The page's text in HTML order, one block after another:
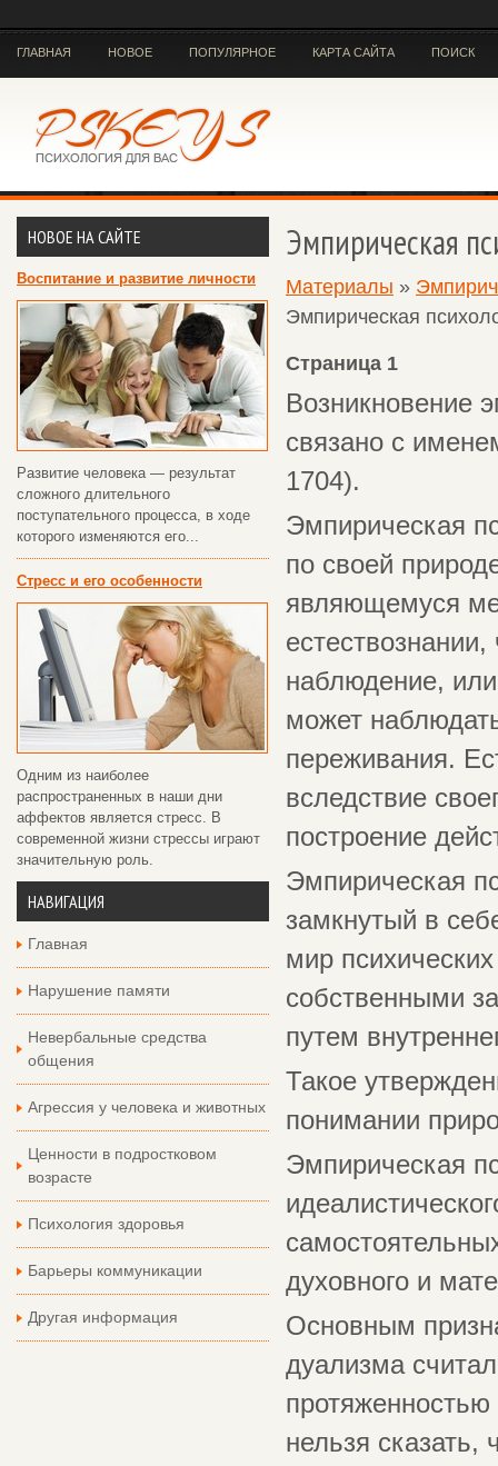
ГЛАВНАЯ НОВОЕ ПОПУЛЯРНОЕ КАРТА САЙТА ПОИСК
НОВОЕ НА САЙТЕ
Воспитание и развитие личности
Развитие человека — результат
сложного длительного
поступательного процесса, в ходе
которого изменяются его...
Стресс и его особенности
Одним из наиболее
распространенных в наши дни
аффектов является стресс. В
современной жизни стрессы играют
значительную роль.
НАВИГАЦИЯ
Главная
Нарушение памяти
Невербальные средства
общения
Агрессия у человека и животных
Ценности в подростковом
возрасте
Психология здоровья
Барьеры коммуникации
Другая информация
Эмпирическая
Материалы »
Эмпирическая
Страница 1
Возникновение
связано с
1704).
Эмпирическая
по своей
являющемуся
наблюдение,
может
переживания.
вследствие
построение
Эмпирическая
замкнутый в
мир
собственными
путем
Такое
понимании
Эмпирическая
духовного и
Основным
дуализма
нельзя